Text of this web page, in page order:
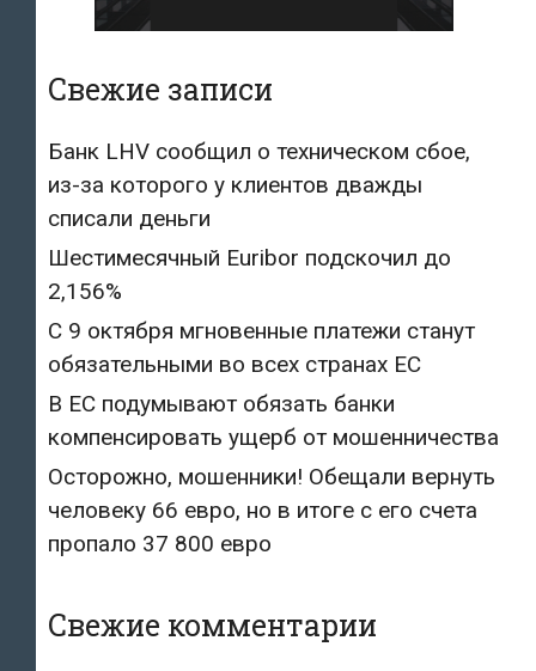
Свежие записи
Банк LHV сообщил о техническом сбое,
из-за которого у клиентов дважды
списали деньги
Шестимесячный Euribor подскочил до
2,156%
С 9 октября мгновенные платежи станут
обязательными во всех странах ЕС
В ЕС подумывают обязать банки
компенсировать ущерб от мошенничества
Осторожно, мошенники! Обещали вернуть
человеку 66 евро, но в итоге с его счета
пропало 37 800 евро
Свежие комментарии